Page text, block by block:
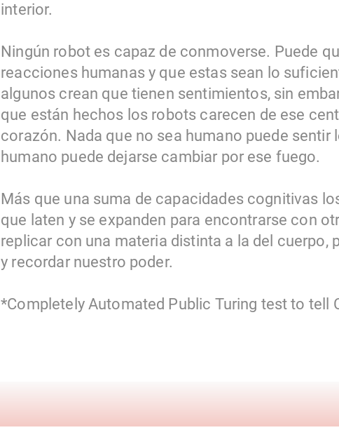
interior.
Ningún robot es capaz de conmoverse. Puede
reacciones humanas y que estas sean lo
algunos crean que tienen sentimientos, sin
que están hechos los robots carecen de ese
corazón. Nada que no sea humano puede sentir
humano puede dejarse cambiar por ese fuego.
Más que una suma de capacidades cognitivas
que laten y se expanden para encontrarse con
replicar con una materia distinta a la del
y recordar nuestro poder.
*Completely Automated Public Turing test to tell